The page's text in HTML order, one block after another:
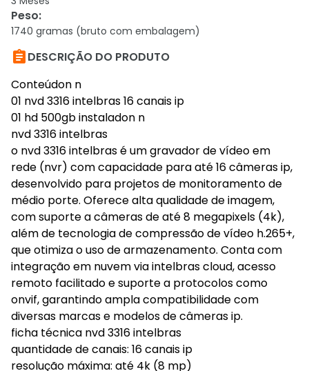
Peso:
1740 gramas (bruto com embalagem)
DESCRIÇÃO DO PRODUTO
Conteúdon n
01 nvd 3316 intelbras 16 canais ip
01 hd 500gb instaladon n
nvd 3316 intelbras
o nvd 3316 intelbras é um gravador de vídeo em
rede (nvr) com capacidade para até 16 câmeras ip,
desenvolvido para projetos de monitoramento de
médio porte. Oferece alta qualidade de imagem,
com suporte a câmeras de até 8 megapixels (4k),
além de tecnologia de compressão de vídeo h.265+,
que otimiza o uso de armazenamento. Conta com
integração em nuvem via intelbras cloud, acesso
remoto facilitado e suporte a protocolos como
onvif, garantindo ampla compatibilidade com
diversas marcas e modelos de câmeras ip.
ficha técnica nvd 3316 intelbras
quantidade de canais: 16 canais ip
resolução máxima: até 4k (8 mp)